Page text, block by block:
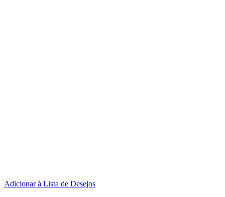
Adicionar à Lista de Desejos